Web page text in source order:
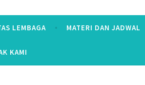
LEMBAGA MATERI DAN JADWAL
KAMI